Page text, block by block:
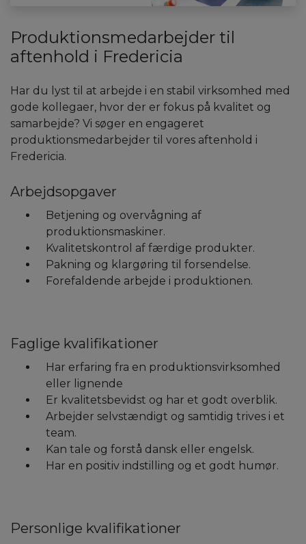
Produktionsmedarbejder til
aftenhold i Fredericia
Har du lyst til at arbejde i en stabil virksomhed med
gode kollegaer, hvor der er fokus på kvalitet og
samarbejde? Vi søger en engageret
produktionsmedarbejder til vores aftenhold i
Fredericia.
Arbejdsopgaver
Betjening og overvågning af
produktionsmaskiner.
Kvalitetskontrol af færdige produkter.
Pakning og klargøring til forsendelse.
Forefaldende arbejde i produktionen.
Faglige kvalifikationer
Har erfaring fra en produktionsvirksomhed
eller lignende
Er kvalitetsbevidst og har et godt overblik.
Arbejder selvstændigt og samtidig trives i et
team.
Kan tale og forstå dansk eller engelsk.
Har en positiv indstilling og et godt humør.
Personlige kvalifikationer